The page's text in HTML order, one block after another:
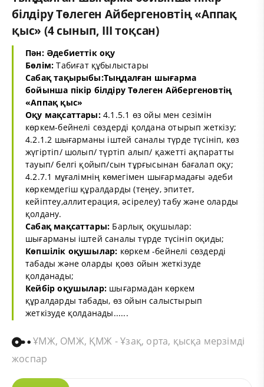
білдіру Төлеген Айбергеновтің «Аппақ
қыс» (4 сынып, III тоқсан)
Пән: Әдебиеттік оқу
Бөлім: Табиғат құбылыстары
Сабақ тақырыбы:Тыңдалған шығарма
бойынша пікір білдіру Төлеген Айбергеновтің
«Аппақ қыс»
Оқу мақсаттары:4.1.5.1 өз ойы мен сезімін
көркем-бейнелі сөздерді қолдана отырып жеткізу;
4.2.1.2 шығарманы іштей саналы түрде түсініп, көз
жүгіртіп/ шолып/ түртіп алып/ қажетті ақпаратты
тауып/ белгі қойып/сын тұрғысынан бағалап оқу;
4.2.7.1 мұғалімнің көмегімен шығармадағы әдеби
көркемдегіш құралдарды (теңеу, эпитет,
кейіптеу,аллитерация, әсірелеу) табу және оларды
қолдану.
Сабақ мақсаттары: Барлық оқушылар:
шығарманы іштей саналы түрде түсініп оқиды;
Көпшілік оқушылар: көркем -бейнелі сөздерді
табады және оларды қоөз ойын жеткізуде
қолданады;
Кейбір оқушылар: шығармадан көркем
құралдарды табады, өз ойын салыстырып
жеткізуде қолданады......
ҰМЖ, ОМЖ, ҚМЖ - Ұзақ, орта, қысқа мерзімді
жоспар